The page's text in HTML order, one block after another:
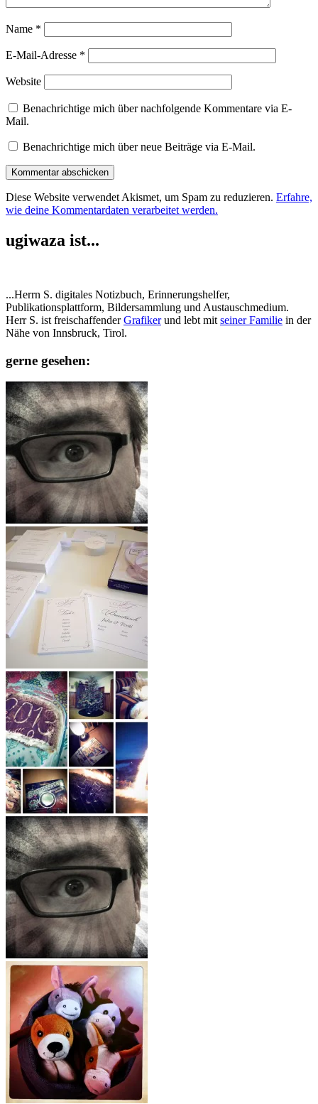
Name *
E-Mail-Adresse *
Website
Benachrichtige mich über nachfolgende Kommentare via E-
Mail.
Benachrichtige mich über neue Beiträge via E-Mail.
Diese Website verwendet Akismet, um Spam zu reduzieren. Erfahre,
wie deine Kommentardaten verarbeitet werden.
ugiwaza ist...
...Herrn S. digitales Notizbuch, Erinnerungshelfer,
Publikationsplattform, Bildersammlung und Austauschmedium.
Herr S. ist freischaffenderGrafikerund lebt mit seiner Familie in der
Nähe von Innsbruck, Tirol.
gerne gesehen: